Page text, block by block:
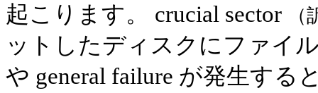
起こります。 crucial sector
ットしたディスクにファイ
や general failure が発生する